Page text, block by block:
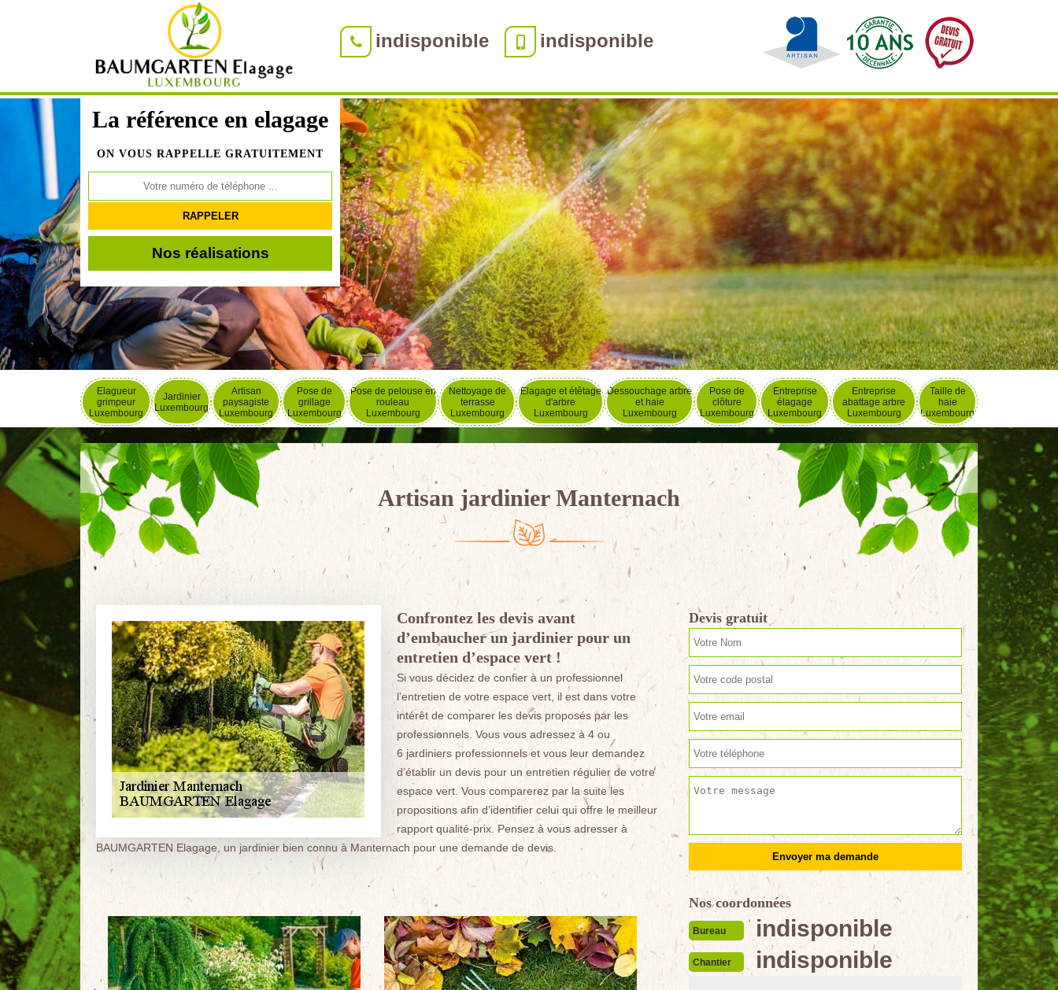
indisponible indisponible
La référence en elagage
ON VOUS RAPPELLE GRATUITEMENT
Nos réalisations
Elagueur
grimpeur
Luxembourg
Jardinier
Luxembourg
Artisan
paysagiste
Luxembourg
Pose de
grillage
Luxembourg
Pose de pelouse en
rouleau
Luxembourg
Nettoyage de
terrasse
Luxembourg
Elagage et étêtage
d'arbre
Luxembourg
Dessouchage arbre
et haie
Luxembourg
Pose de
clôture
Luxembourg
Entreprise
élagage
Luxembourg
Entreprise
abattage arbre
Luxembourg
Taille de
haie
Luxembourg
Artisan jardinier Manternach
Confrontez les devis avant
d’embaucher un jardinier pour un
entretien d’espace vert !
Si vous décidez de confier à un professionnel
l’entretien de votre espace vert, il est dans votre
intérêt de comparer les devis proposés par les
professionnels. Vous vous adressez à 4 ou
6 jardiniers professionnels et vous leur demandez
d’établir un devis pour un entretien régulier de votre
espace vert. Vous comparerez par la suite les
propositions afin d’identifier celui qui offre le meilleur
rapport qualité-prix. Pensez à vous adresser à
BAUMGARTEN Elagage, un jardinier bien connu à Manternach pour une demande de devis.
Devis gratuit
Nos coordonnées
Bureau indisponible
Chantier indisponible